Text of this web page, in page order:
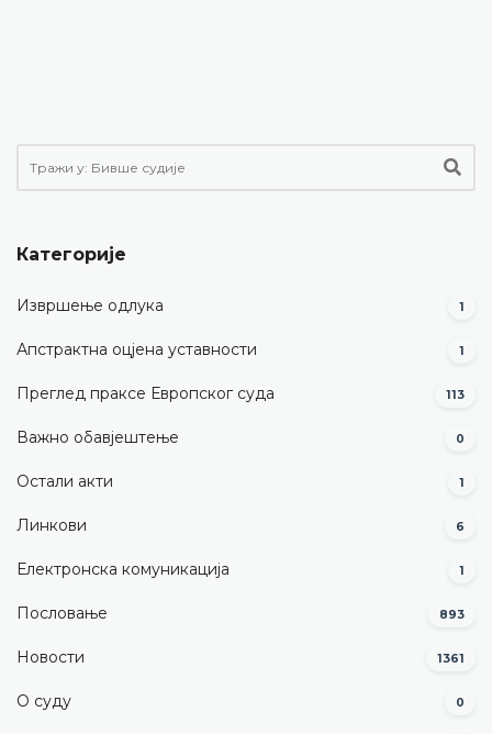
Категорије
Извршење одлука 1
Апстрактна оцјена уставности 1
Преглед праксе Европског суда 113
Важно обавјештење 0
Остали акти 1
Линкови 6
Електронска комуникација 1
Пословање 893
Новости 1361
О суду 0